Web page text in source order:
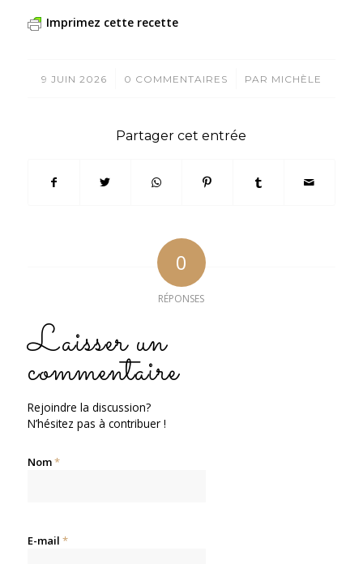
Imprimez cette recette
9 JUIN 2026
/ 0 COMMENTAIRES
/ PAR MICHÈLE
Partager cet entrée
0
RÉPONSES
Laisser un
commentaire
Rejoindre la discussion?
N’hésitez pas à contribuer !
Nom*
E-mail *